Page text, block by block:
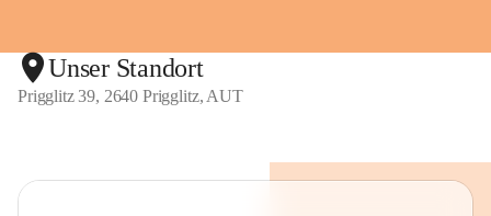
Unser Standort
Prigglitz 39, 2640 Prigglitz, AUT